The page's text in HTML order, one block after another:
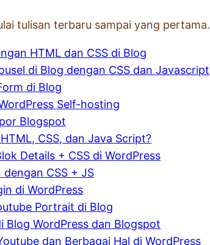
tulisan terbaru sampai yang pertama.
HTML dan CSS di Blog
di Blog dengan CSS dan Javascript
di Blog
Self-hosting
Blogspot
CSS, dan Java Script?
Details + CSS di WordPress
CSS + JS
di WordPress
Portrait di Blog
Blog WordPress dan Blogspot
dan Berbagai Hal di WordPress